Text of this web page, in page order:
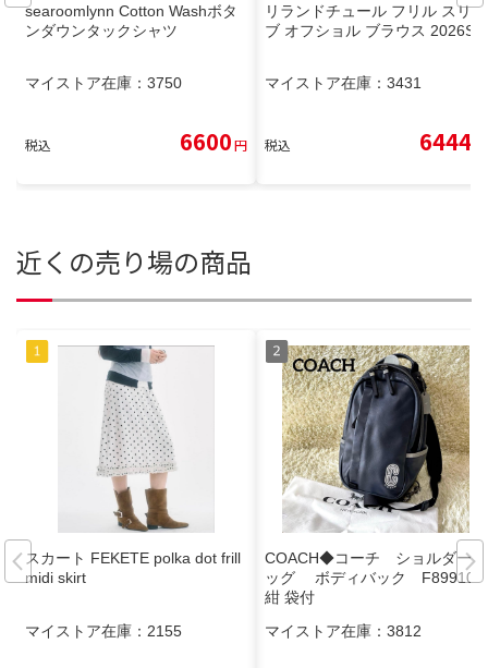
searoomlynn Cotton Washボタ
ンダウンタックシャツ
マイストア在庫： 3750
税込 6600円
リランドチュール フリル スリー
ブ オフショル ブラウス 2026SS
マイストア在庫： 3431
税込 6444
近くの売り場の商品
スカート FEKETE polka dot frill
midi skirt
マイストア在庫： 2155
COACH◆コーチ ショルダーバ
ッグ ボディバック F89910
紺 袋付
マイストア在庫： 3812